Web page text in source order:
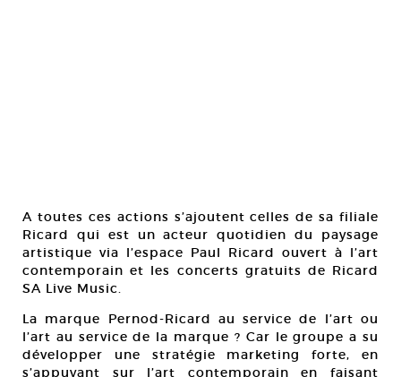
A toutes ces actions s’ajoutent celles de sa filiale
Ricard qui est un acteur quotidien du paysage
artistique via l’espace Paul Ricard ouvert à l’art
contemporain et les concerts gratuits de Ricard
SA Live Music.
La marque Pernod-Ricard au service de l’art ou
l’art au service de la marque ? Car le groupe a su
développer une stratégie marketing forte, en
s’appuyant sur l’art contemporain en faisant